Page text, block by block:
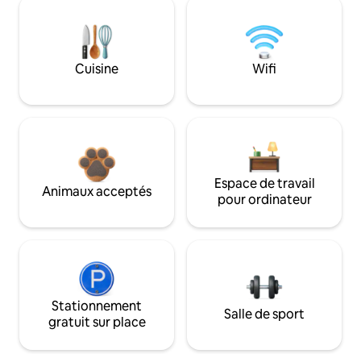
Cuisine Wifi
Animaux acceptés
Espace de travail
pour ordinateur
Stationnement
gratuit sur place
Salle de sport